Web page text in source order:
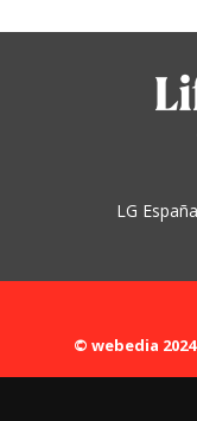
LG España
© webedia